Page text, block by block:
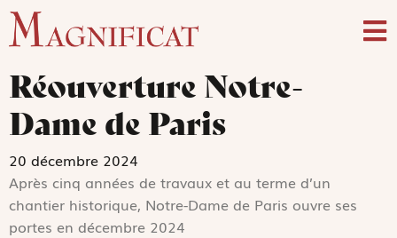
Réouverture Notre-
Dame de Paris
20 décembre 2024
Après cinq années de travaux et au terme d’un
chantier historique, Notre-Dame de Paris ouvre ses
portes en décembre 2024